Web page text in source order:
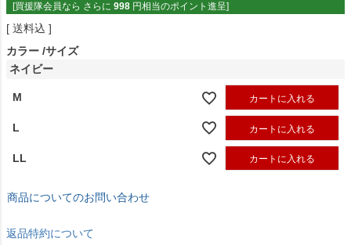
[買援隊会員なら さらに 998 円相当のポイント進呈]
送料込
カラー サイズ
ネイビー
M カートに入れる
L カートに入れる
LL カートに入れる
商品についてのお問い合わせ
返品特約について